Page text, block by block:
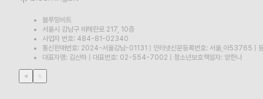
블루밍비트
서울시 강남구 테헤란로 217, 10층
사업자 번호: 484-81-02340
통신판매번호: 2024-서울강남-01131
인터넷신문등록번호: 서울,아53765
대표자명: 김산하
대표번호: 02-554-7002 청소년보호책임자: 양한나